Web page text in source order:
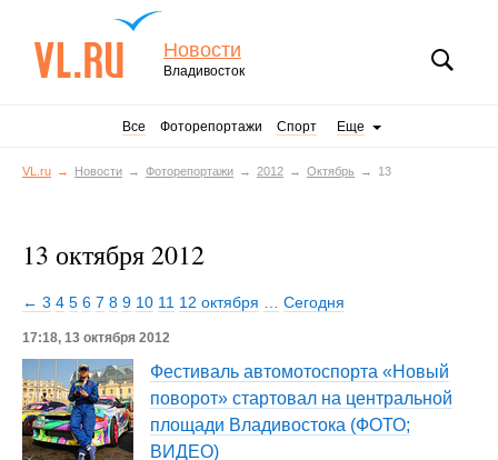
Новости
Владивосток
Все Фоторепортажи Спорт Еще
VL.ru Новости Фоторепортажи 2012 Октябрь 13
13 октября 2012
← 3 4 5 6 7 8 9 10 11 12 октября Сегодня
17:18, 13 октября 2012
Фестиваль автомотоспорта «Новый
поворот» стартовал на центральной
площади Владивостока (ФОТО;
ВИДЕО)